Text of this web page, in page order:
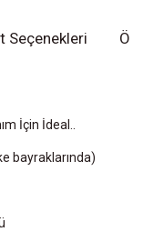
Seçenekleri
İçin İdeal..
bayraklarında)